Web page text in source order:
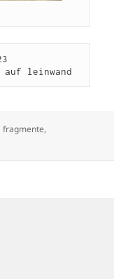
leinwand
fragmente,